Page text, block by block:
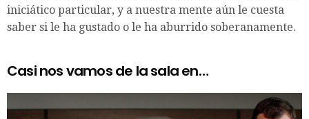
iniciático particular, y a nuestra mente aún le cuesta
saber si le ha gustado o le ha aburrido soberanamente.
Casi nos vamos de la sala en…